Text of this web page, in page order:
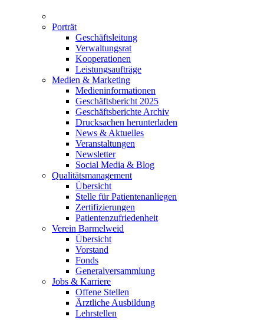
Porträt
Geschäftsleitung
Verwaltungsrat
Kooperationen
Leistungsaufträge
Medien & Marketing
Medieninformationen
Geschäftsbericht 2025
Geschäftsberichte Archiv
Drucksachen herunterladen
News & Aktuelles
Veranstaltungen
Newsletter
Social Media & Blog
Qualitätsmanagement
Übersicht
Stelle für Patientenanliegen
Zertifizierungen
Patientenzufriedenheit
Verein Barmelweid
Übersicht
Vorstand
Fonds
Generalversammlung
Jobs & Karriere
Offene Stellen
Ärztliche Ausbildung
Lehrstellen